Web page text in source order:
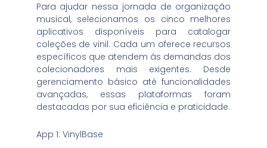
Para ajudar nessa jornada de organização
musical, selecionamos os cinco melhores
aplicativos disponíveis para catalogar
coleções de vinil. Cada um oferece recursos
específicos que atendem às demandas dos
colecionadores mais exigentes. Desde
gerenciamento básico até funcionalidades
avançadas, essas plataformas foram
destacadas por sua eficiência e praticidade.
App 1: VinylBase